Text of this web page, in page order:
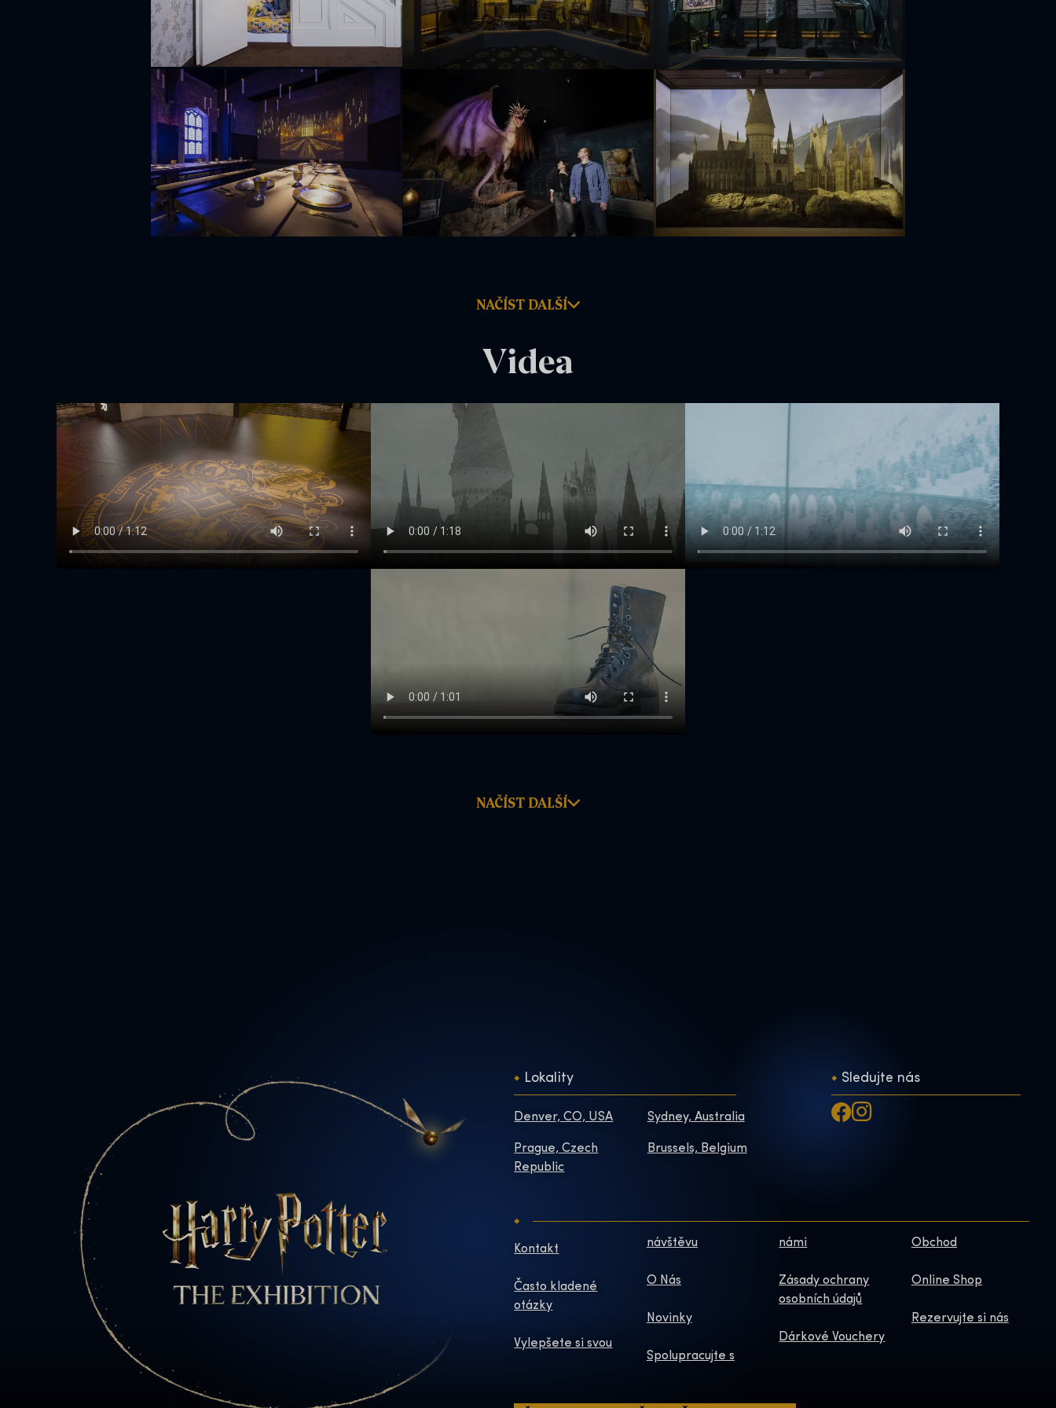
NAČÍST DALŠÍ
Videa
NAČÍST DALŠÍ
Lokality
Denver, CO, USA Sydney, Australia
Prague, Czech
Republic
Brussels, Belgium
Sledujte nás
Kontakt
Často kladené
otázky
Vylepšete si svou
návštěvu
O Nás
Novinky
Spolupracujte s
námi
Zásady ochrany
osobních údajů
Dárkové Vouchery
Obchod
Online Shop
Rezervujte si nás